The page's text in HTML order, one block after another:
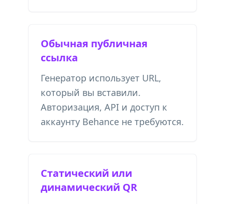
Обычная публичная
ссылка
Генератор использует URL,
который вы вставили.
Авторизация, API и доступ к
аккаунту Behance не требуются.
Статический или
динамический QR